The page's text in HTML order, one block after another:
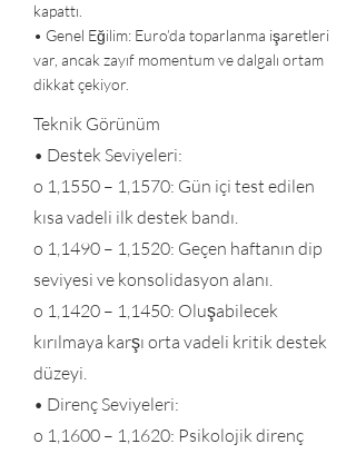
kapattı.
• Genel Eğilim: Euro’da toparlanma işaretleri
var, ancak zayıf momentum ve dalgalı ortam
dikkat çekiyor.
Teknik Görünüm
• Destek Seviyeleri:
o 1,1550 – 1,1570: Gün içi test edilen
kısa vadeli ilk destek bandı.
o 1,1490 – 1,1520: Geçen haftanın dip
seviyesi ve konsolidasyon alanı.
o 1,1420 – 1,1450: Oluşabilecek
kırılmaya karşı orta vadeli kritik destek
düzeyi.
• Direnç Seviyeleri:
o 1,1600 – 1,1620: Psikolojik direnç